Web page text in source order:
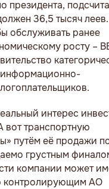
36,5 тысяч
обслуживать ранее
росту –
информационно-
интерес
вот транспортную
путём её продажи
грустным
компании может
контролирующим АО